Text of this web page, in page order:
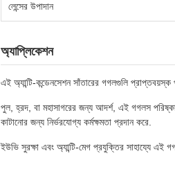
লেন্সের উপাদান
অ্যাপ্লিকেশন
এই অ্যান্টি-কন্ডেনসেশন সাঁতারের গগলগুলি প্রাপ্তবয়স্ক
পুল, হ্রদ, বা মহাসাগরের জন্য আদর্শ, এই গগলস
কাটানোর জন্য নির্ভরযোগ্য কর্মক্ষমতা প্রদান করে.
ইউভি সুরক্ষা এবং অ্যান্টি-মেগ প্রযুক্তির সাহায্যে এই